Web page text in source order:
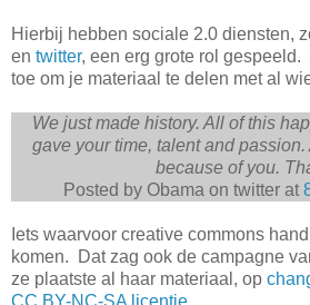
Hierbij hebben sociale 2.0 diensten,
en twitter, een erg grote rol
toe om je materiaal te delen met al
We just made history. All of this
gave your time, talent and
because of you.
Posted by Obama on twitter at
Iets waarvoor creative commons
komen. Dat zag ook de campagne
ze plaatste al haar materiaal, op
CC BY-NC-SA licentie.